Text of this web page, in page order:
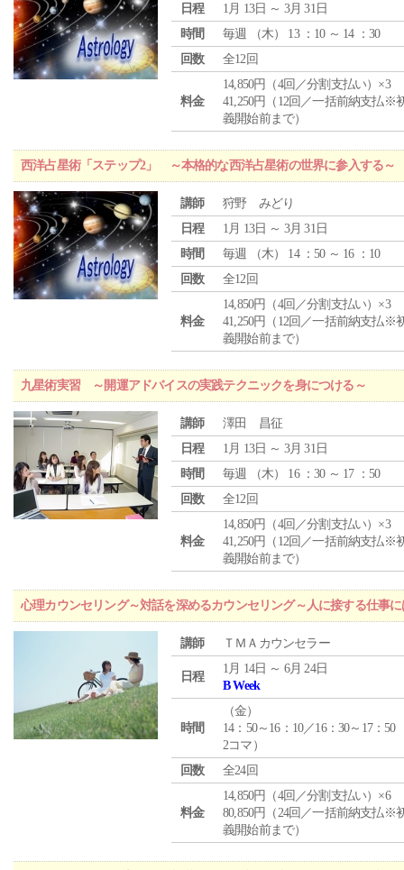
日程
1月 13日 ～ 3月 31日
時間
毎週 （木） 13 ：10 ～ 14 ：30
回数
全12回
料金
14,850円（4回／分割支払い）×3
41,250円（12回／一括前納支払※
義開始前まで）
西洋占星術「ステップ2」 ～本格的な西洋占星術の世界に参入する～
講師
狩野 みどり
日程
1月 13日 ～ 3月 31日
時間
毎週 （木） 14 ：50 ～ 16 ：10
回数
全12回
料金
14,850円（4回／分割支払い）×3
41,250円（12回／一括前納支払※
義開始前まで）
九星術実習 ～開運アドバイスの実践テクニックを身につける～
講師
澤田 昌征
日程
1月 13日 ～ 3月 31日
時間
毎週 （木） 16 ：30 ～ 17 ：50
回数
全12回
料金
14,850円（4回／分割支払い）×3
41,250円（12回／一括前納支払※
義開始前まで）
心理カウンセリング～対話を深めるカウンセリング～人に接する仕事
講師 ＴＭＡカウンセラー
日程
1月 14日 ～ 6月 24日
B Week
時間
（金）
14：50～16：10／16：30～17：50
2コマ）
回数
全24回
料金
14,850円（4回／分割支払い）×6
80,850円（24回／一括前納支払※
義開始前まで）